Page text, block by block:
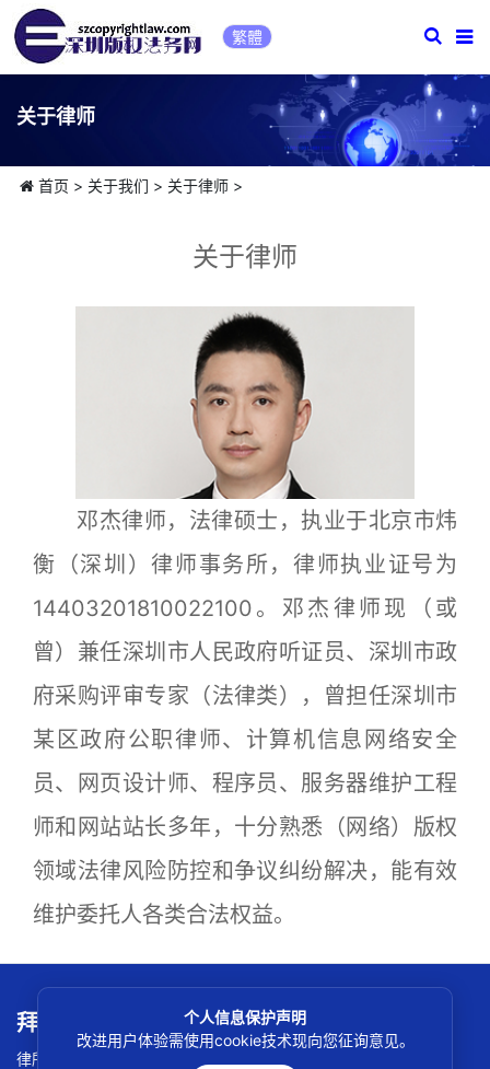
繁體
关于律师
首页 > 关于我们 > 关于律师>
关于律师
邓杰律师，法律硕士，执业于北京市炜
衡（深圳）律师事务所，律师执业证号为
14403201810022100。邓杰律师现（或
曾）兼任深圳市人民政府听证员、深圳市政
府采购评审专家（法律类），曾担任深圳市
某区政府公职律师、计算机信息网络安全
员、网页设计师、程序员、服务器维护工程
师和网站站长多年，十分熟悉（网络）版权
领域法律风险防控和争议纠纷解决，能有效
维护委托人各类合法权益。
拜访炜衡律所
律所执业证号：24403200511032007
个人信息保护声明
改进用户体验需使用cookie技术现向您征询意见。